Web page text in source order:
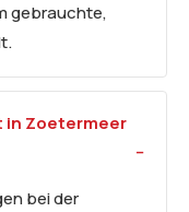
gebrauchte,
in Zoetermeer
bei der